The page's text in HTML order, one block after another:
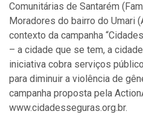
Comunitárias de Santarém
Moradores do bairro do Umari
contexto da campanha
– a cidade que se tem, a
iniciativa cobra serviços
para diminuir a violência de
campanha proposta pela
www.cidadesseguras.org.br.